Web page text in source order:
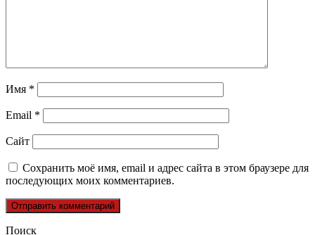
Имя *
Email *
Сайт
Сохранить моё имя, email и адрес сайта в этом браузере для
последующих моих комментариев.
Поиск